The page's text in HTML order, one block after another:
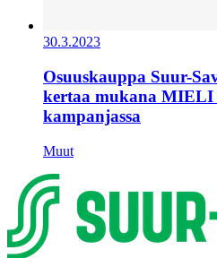
30.3.2023
Osuuskauppa Suur-
kertaa mukana
kampanjassa
Muut